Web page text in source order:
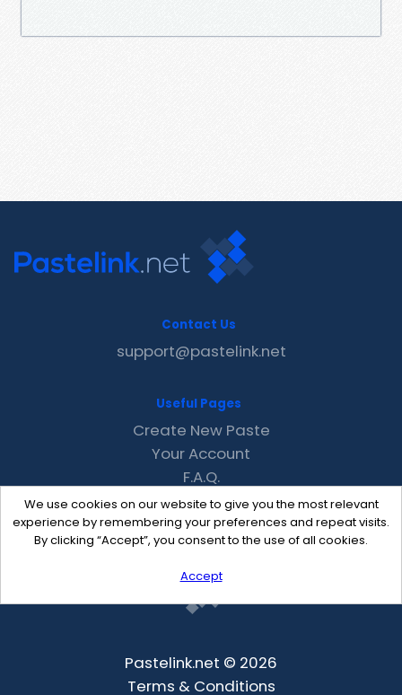
We use cookies on our website to give you the most relevant
experience by remembering your preferences and repeat visits.
By clicking “Accept”, you consent to the use of all cookies.
Accept
Contact Us
support@pastelink.net
Useful Pages
Create New Paste
Your Account
F.A.Q.
Recent
Contact
Pastelink.net © 2026
Terms & Conditions